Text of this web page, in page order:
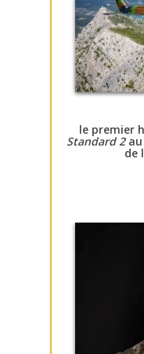
le premier
Standard 2au
de